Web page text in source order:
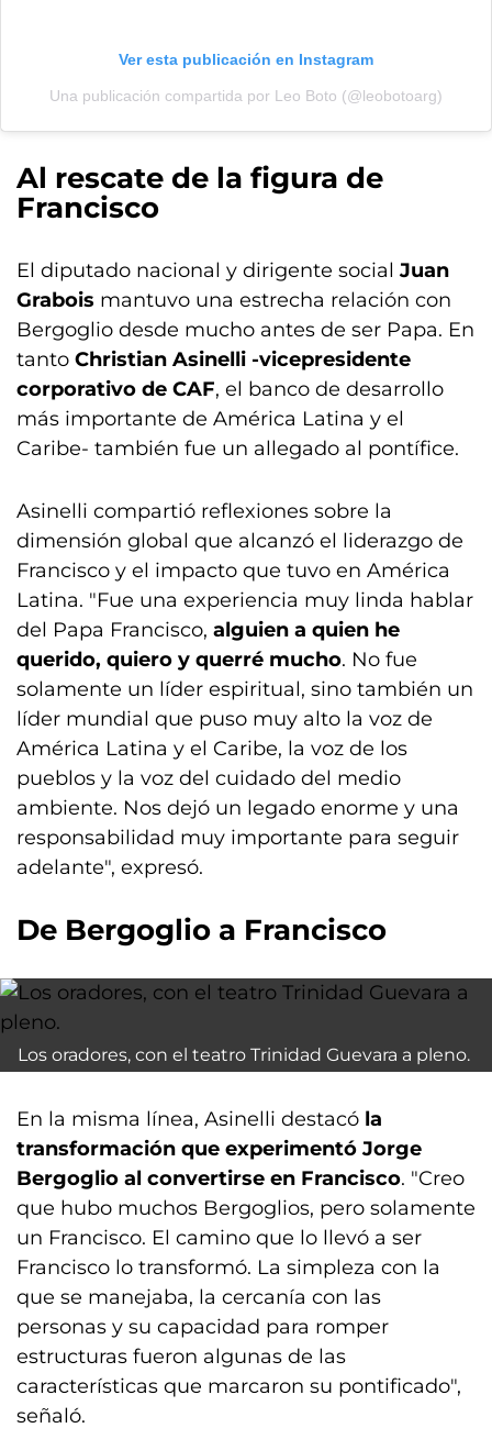
Ver esta publicación en Instagram
Una publicación compartida por Leo Boto (@leobotoarg)
Al rescate de la figura de
Francisco
El diputado nacional y dirigente social Juan
Grabois mantuvo una estrecha relación con
Bergoglio desde mucho antes de ser Papa. En
tanto Christian Asinelli -vicepresidente
corporativo de CAF, el banco de desarrollo
más importante de América Latina y el
Caribe- también fue un allegado al pontífice.
Asinelli compartió reflexiones sobre la
dimensión global que alcanzó el liderazgo de
Francisco y el impacto que tuvo en América
Latina. "Fue una experiencia muy linda hablar
del Papa Francisco, alguien a quien he
querido, quiero y querré mucho. No fue
solamente un líder espiritual, sino también un
líder mundial que puso muy alto la voz de
América Latina y el Caribe, la voz de los
pueblos y la voz del cuidado del medio
ambiente. Nos dejó un legado enorme y una
responsabilidad muy importante para seguir
adelante", expresó.
De Bergoglio a Francisco
Los oradores, con el teatro Trinidad Guevara a pleno.
En la misma línea, Asinelli destacó la
transformación que experimentó Jorge
Bergoglio al convertirse en Francisco. "Creo
que hubo muchos Bergoglios, pero solamente
un Francisco. El camino que lo llevó a ser
Francisco lo transformó. La simpleza con la
que se manejaba, la cercanía con las
personas y su capacidad para romper
estructuras fueron algunas de las
características que marcaron su pontificado",
señaló.